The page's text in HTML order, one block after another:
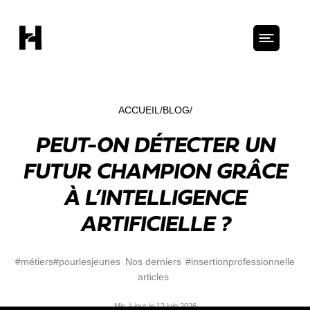
ACCUEIL BLOG
PEUT-ON DÉTECTER UN
FUTUR CHAMPION GRÂCE
À L’INTELLIGENCE
ARTIFICIELLE ?
#métiers#pourlesjeunes Nos derniers
articles
#insertionprofessionnelle
Mis à jour le 12 juin 2026